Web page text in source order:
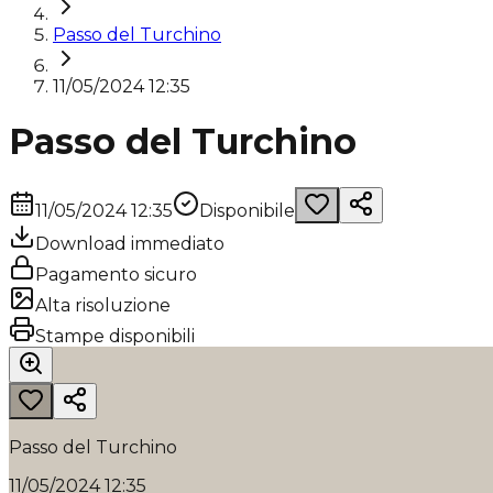
Passo del Turchino
11/05/2024 12:35
Passo del Turchino
11/05/2024 12:35
Disponibile
Download immediato
Pagamento sicuro
Alta risoluzione
Stampe disponibili
Passo del Turchino
11/05/2024 12:35